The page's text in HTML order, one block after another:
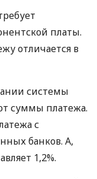
платы.
отличается в
системы
суммы платежа.
с
банков. А,
1,2%.